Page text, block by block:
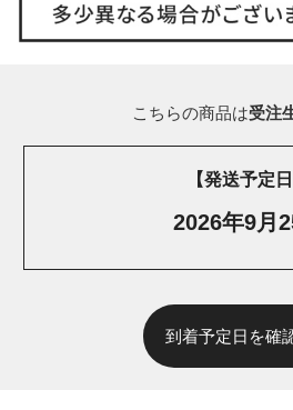
こちらの商品は受注
【発送予定日
2026年9月
到着予定日を確